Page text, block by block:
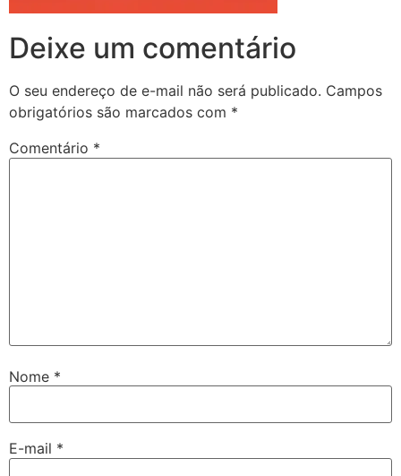
Deixe um comentário
O seu endereço de e-mail não será publicado. Campos
obrigatórios são marcados com *
Comentário *
Nome *
E-mail *